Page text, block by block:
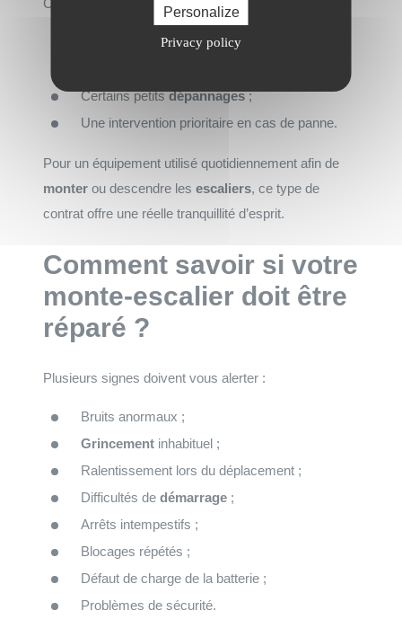
Personalize
Privacy policy
Cette formule comprend généralement :
Une ou deux visites annuelles ;
Certains petitsdépannages;
Une intervention prioritaire en cas de panne.
Pour un équipement utilisé quotidiennement afin de
monter ou descendre les escaliers, ce type de
contrat offre une réelle tranquillité d’esprit.
Comment savoir si votre
monte-escalier doit être
réparé ?
Plusieurs signes doivent vous alerter :
Bruits anormaux ;
Grincement inhabituel ;
Ralentissement lors du déplacement ;
Difficultés de démarrage ;
Arrêts intempestifs ;
Blocages répétés ;
Défaut de charge de la batterie ;
Problèmes de sécurité.